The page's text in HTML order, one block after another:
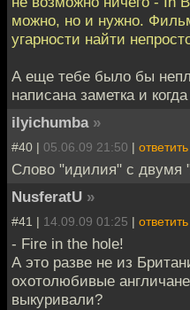
можно, но и нужно.
угарности найти
А еще тебе было бы
написана заметка и
ilyichumba »
#40 | 05.06.09 21:50 | ответить
Слово "идилия" с двумя
NusferatU »
#41 | 14.09.09 01:25 | ответить
- Fire in the hole!
А это разве не из
охотолюбивые
выкуривали?